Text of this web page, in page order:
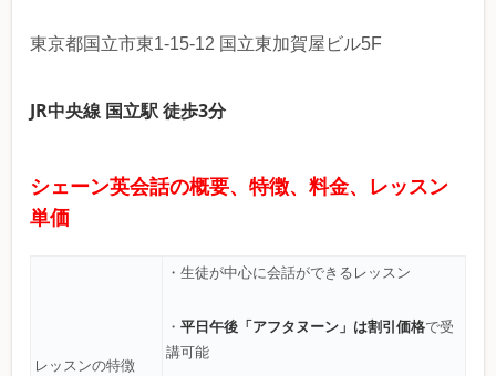
東京都国立市東1-15-12 国立東加賀屋ビル5F
JR中央線 国立駅 徒歩3分
シェーン英会話の概要、特徴、料金、レッスン
単価
レッスンの特徴
・生徒が中心に会話ができるレッスン
・ 平日午後「アフタヌーン」は割引価格で受
講可能